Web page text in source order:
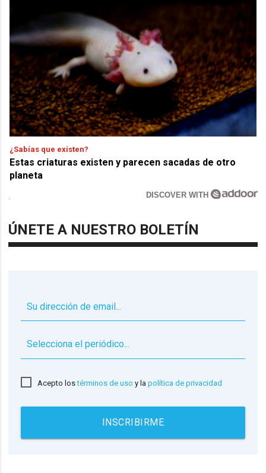
¿Sabías que existen?
Estas criaturas existen y parecen sacadas de otro
planeta
DISCOVER WITH
ÚNETE A NUESTRO BOLETÍN
Acepto lostérminos de uso y lapolítica de privacidad
INSCRIBIRME